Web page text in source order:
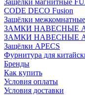
Защёлки магнитные
CODE DECO Fusion
Защёлки
ЗАМКИ НАВЕСНЫЕ
ЗАМКИ НАВЕСНЫЕ
Защёлки APECS
Фурнитура для
Бренды
Как купить
Условия оплаты
Условия доставки